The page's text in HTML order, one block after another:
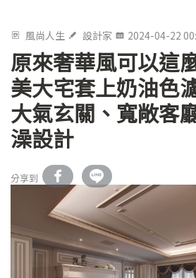
風尚人生 設計家 2024-04-22
原來奢華風可以這
美大宅套上奶油色
大氣玄關、寬敞客
澡設計
分享到